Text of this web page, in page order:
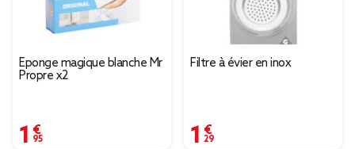
Éponge magique blanche Mr
Propre x2
1,95 €
Filtre à évier en inox
1,29 €